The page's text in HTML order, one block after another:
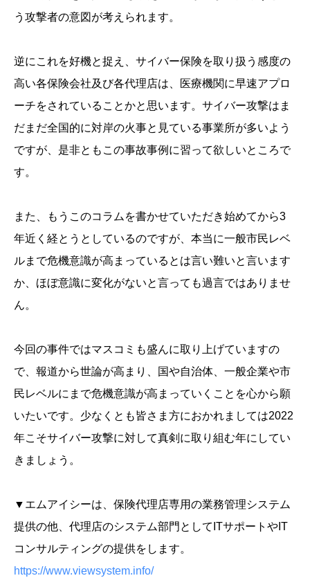
う攻撃者の意図が考えられます。
逆にこれを好機と捉え、サイバー保険を取り扱う感度の
高い各保険会社及び各代理店は、医療機関に早速アプロ
ーチをされていることかと思います。サイバー攻撃はま
だまだ全国的に対岸の火事と見ている事業所が多いよう
ですが、是非ともこの事故事例に習って欲しいところで
す。
また、もうこのコラムを書かせていただき始めてから3
年近く経とうとしているのですが、本当に一般市民レベ
ルまで危機意識が高まっているとは言い難いと言います
か、ほぼ意識に変化がないと言っても過言ではありませ
ん。
今回の事件ではマスコミも盛んに取り上げていますの
で、報道から世論が高まり、国や自治体、一般企業や市
民レベルにまで危機意識が高まっていくことを心から願
いたいです。少なくとも皆さま方におかれましては2022
年こそサイバー攻撃に対して真剣に取り組む年にしてい
きましょう。
▼エムアイシーは、保険代理店専用の業務管理システム
提供の他、代理店のシステム部門としてITサポートやIT
コンサルティングの提供をします。
https://www.viewsystem.info/